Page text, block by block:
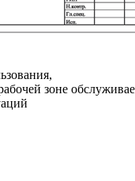
зоне